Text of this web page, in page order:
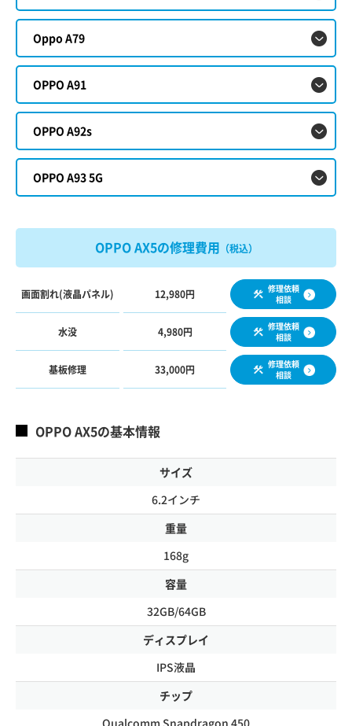
Oppo A79
OPPO A91
OPPO A92s
OPPO A93 5G
OPPO AX5の修理費用 （税込）
画面割れ(液晶パネル) 12,980円
修理依頼
相談
水没 4,980円
修理依頼
相談
基板修理 33,000円
修理依頼
相談
OPPO AX5の基本情報
サイズ
6.2インチ
重量
168g
容量
32GB/64GB
ディスプレイ
IPS液晶
チップ
Qualcomm Snapdragon 450